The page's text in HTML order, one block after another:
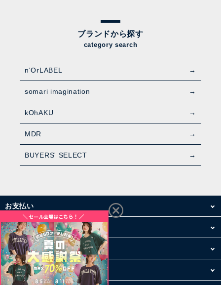
ブランドから探す
category search
n'OrLABEL
somari imagination
kOhAKU
MDR
BUYERS' SELECT
お支払い
配送・送料
お買い物について
その他